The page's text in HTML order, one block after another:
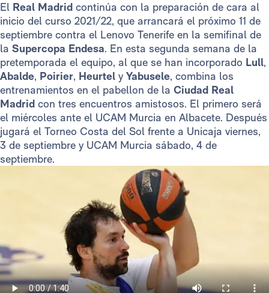
El Real Madrid continúa con la preparación de cara al
inicio del curso 2021/22, que arrancará el próximo 11 de
septiembre contra el Lenovo Tenerife en la semifinal de
la Supercopa Endesa. En esta segunda semana de la
pretemporada el equipo, al que se han incorporado Lull,
Abalde, Poirier, Heurtel yYabusele, combina los
entrenamientos en el pabellon de la Ciudad Real
Madrid con tres encuentros amistosos. El primero será
el miércoles ante el UCAM Murcia en Albacete. Después
jugará el Torneo Costa del Sol frente a Unicaja viernes,
3 de septiembre y UCAM Murcia sábado, 4 de
septiembre.